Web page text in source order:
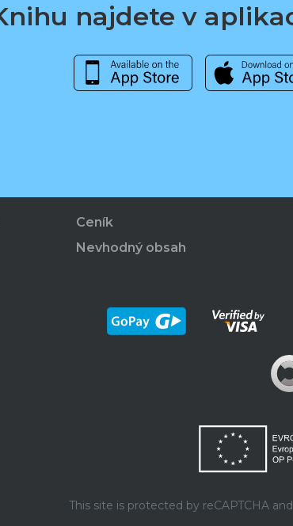
najdete v
Ceník
Nevhodný obsah
This site is protected by reCAPTCHA